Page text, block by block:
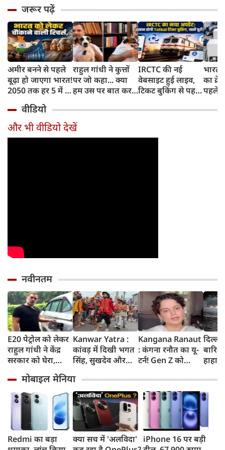
जरूर पढ़ें
अमीर बनने से पहले
बूढ़ा हो जाएगा भारत!
2050 तक हर 5 में 1
साल से ज्यादा उम्र का
राहुल गांधी ने कुत्तों
पर जो कहा... क्या
हम उस पर बात कर
IRCTC की नई
वेबसाइट हुई लाइव,
टिकट बुकिंग से पहले
काम, जानें पूरा
भारत
का
पहले
और
वीडियो
और भी वीडियो देखें
नवीनतम
E20 पेट्रोल को लेकर
राहुल गांधी ने केंद्र
सरकार को घेरा,
लोगों की गाड़ियां हो
रहीं खराब, BJP ने
बताया खराब
पटकथा
Kanwar Yatra :
कांवड़ में दिखी भगत
सिंह, सुखदेव और
अमरगाथा,
शिवभक्तों ने अनोखे
अंदाज में दी
श्रद्धांजलि
Kangana Ranaut
: कंगना रनौत का यू-
टर्न! Gen Z को
'सबसे बड़ी ताकत',
कुछ दिन पहले
प्रदर्शनकारियों को
कहा था 'जेनरेशन
गटर'
जाम
सड़कों
तक
मोबाइल मेनिया
Redmi का बड़ा
क्या सच में 'अलविदा'
iPhone 16 पर बड़ी